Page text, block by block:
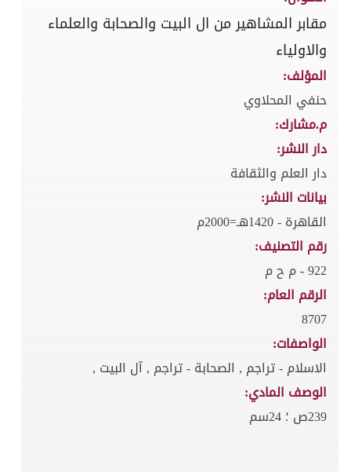
مقابر المشاهير من ال البيت والصحابة والعلماء
والاولياء
المؤلف:
حنفي المحلاوي
م.مشارك:
دار النشر:
دار العلم والثقافة
بيانات النشر:
القاهرة - 1420هـ=2000م
رقم التصنيف:
922 - م ح م
الرقم العام:
8707
الواصفات:
الاسلام - تراجم , الصحابة - تراجم , آل البيت ,
الوصف المادي:
239ص ؛ 24سم